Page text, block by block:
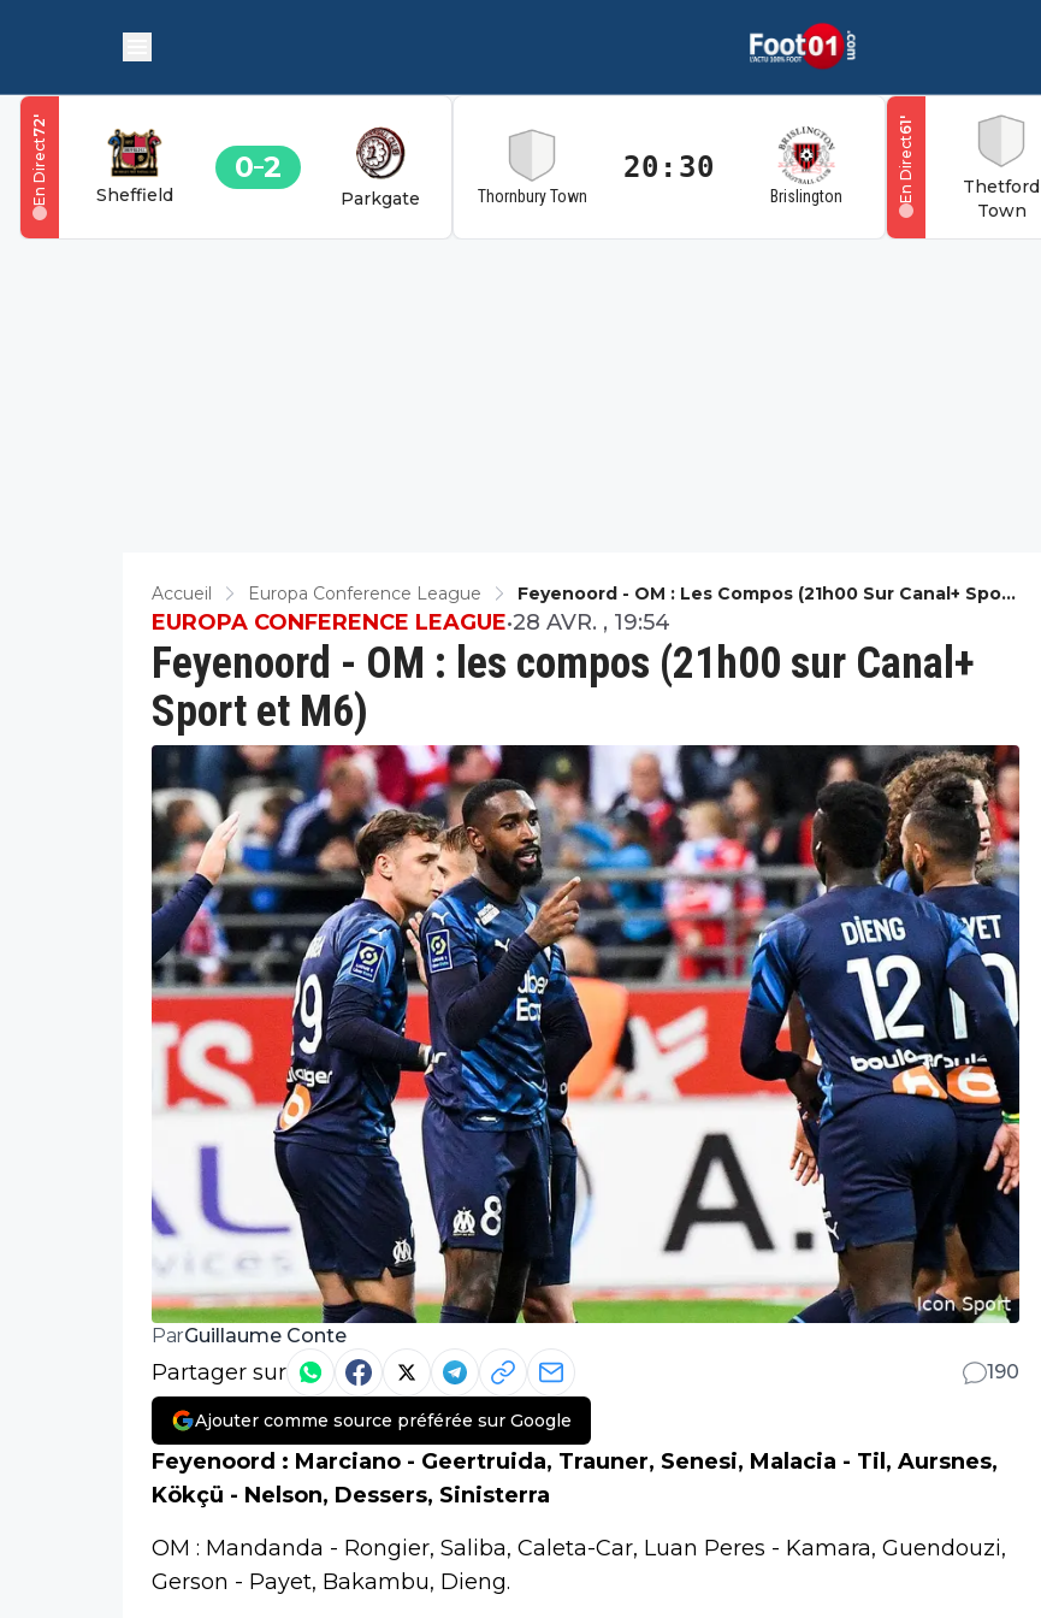
Sheffield
0 2
Parkgate
72
'
En Direct Thornbury Town
20:30
Brislington
Thetford
Town
61
'
En Direct
Accueil Europa Conference League
Feyenoord - OM : Les Compos (21h00 Sur Canal+ Sport
Et M6)
Feyenoord - OM : les compos (21h00 sur Canal+
Sport et M6)
EUROPA CONFERENCE LEAGUE•28 AVR. , 19:54
ParGuillaume Conte
Partager sur 190
Ajouter comme source préférée sur Google
Feyenoord : Marciano - Geertruida, Trauner, Senesi, Malacia - Til, Aursnes,
Kökçü - Nelson, Dessers, Sinisterra
OM : Mandanda - Rongier, Saliba, Caleta-Car, Luan Peres - Kamara, Guendouzi,
Gerson - Payet, Bakambu, Dieng.